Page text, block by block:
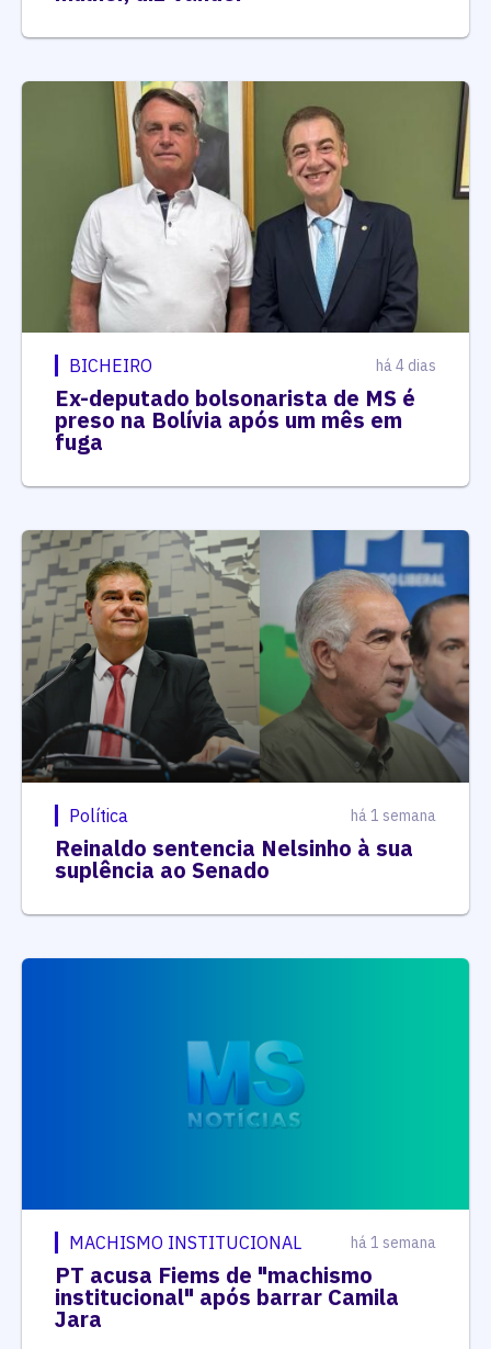
BICHEIRO há 4 dias
Ex-deputado bolsonarista de MS é
preso na Bolívia após um mês em
fuga
Política há 1 semana
Reinaldo sentencia Nelsinho à sua
suplência ao Senado
MACHISMO INSTITUCIONAL há 1 semana
PT acusa Fiems de "machismo
institucional" após barrar Camila
Jara